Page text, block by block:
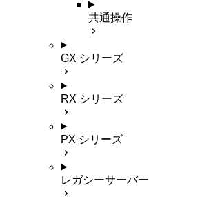
共通操作
GX シリーズ
RX シリーズ
PX シリーズ
レガシーサーバー